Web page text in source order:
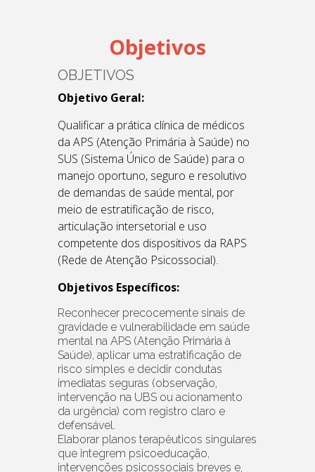
Objetivos
OBJETIVOS
Objetivo Geral:
Qualificar a prática clínica de médicos
da APS (Atenção Primária à Saúde) no
SUS (Sistema Único de Saúde) para o
manejo oportuno, seguro e resolutivo
de demandas de saúde mental, por
meio de estratificação de risco,
articulação intersetorial e uso
competente dos dispositivos da RAPS
(Rede de Atenção Psicossocial).
Objetivos Específicos:
Reconhecer precocemente sinais de
gravidade e vulnerabilidade em saúde
mental na APS (Atenção Primária à
Saúde), aplicar uma estratificação de
risco simples e decidir condutas
imediatas seguras (observação,
intervenção na UBS ou acionamento
da urgência) com registro claro e
defensável.
Elaborar planos terapêuticos singulares
que integrem psicoeducação,
intervenções psicossociais breves e,